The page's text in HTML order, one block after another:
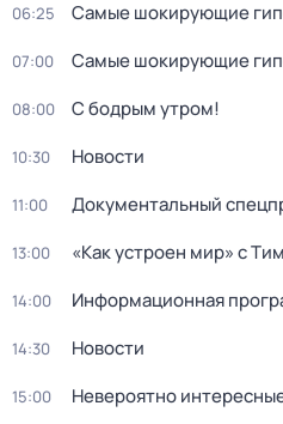
06:25 Самые шoкиpующие
07:00 Самые шoкиpующие
08:00 С бодрым утром!
10:30 Новости
11:00 Документальный
13:00 «Как устроен мир» с
14:00 Информационная
14:30 Новости
15:00 Невероятно